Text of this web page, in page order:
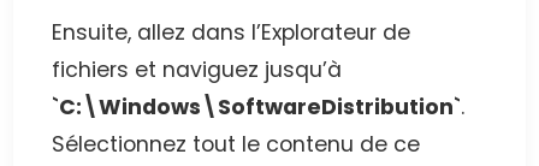
Ensuite, allez dans l’Explorateur de
fichiers et naviguez jusqu’à
`C:\Windows\SoftwareDistribution`.
Sélectionnez tout le contenu de ce